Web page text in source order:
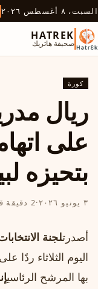
السبت، ٨ أغسطس ٢٠٢٦
HATREK
صحيفة هاتريك
كورة
ريال
على
بتحيزه
٣ يونيو ٢٠٢٦ ·2 دقيقة قراءة
أصدرتلجنة
اليوم الثلاثاء ردًا
بها المرشح الرئاسي